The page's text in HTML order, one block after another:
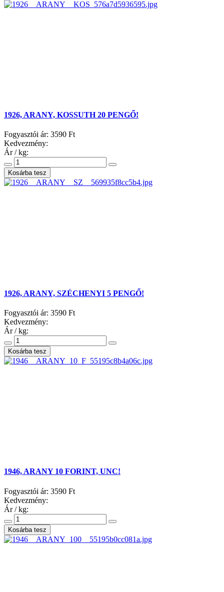
1926, ARANY, KOSSUTH 20 PENGŐ!
Fogyasztói ár: 3590 Ft
Kedvezmény:
Ár / kg:
1926, ARANY, SZÉCHENYI 5 PENGŐ!
Fogyasztói ár: 3590 Ft
Kedvezmény:
Ár / kg:
1946, ARANY 10 FORINT, UNC!
Fogyasztói ár: 3590 Ft
Kedvezmény:
Ár / kg: